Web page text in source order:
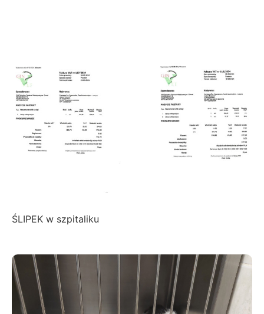
ŚLIPEK w szpitaliku